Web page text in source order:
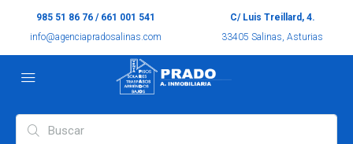
985 51 86 76 / 661 001 541
info@agenciapradosalinas.com
C/ Luis Treillard, 4.
33405 Salinas, Asturias